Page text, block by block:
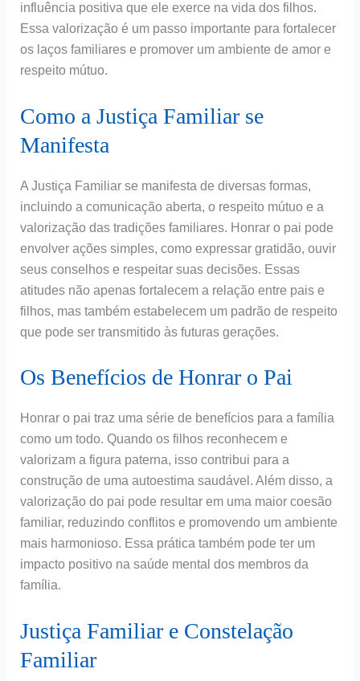
influência positiva que ele exerce na vida dos filhos.
Essa valorização é um passo importante para fortalecer
os laços familiares e promover um ambiente de amor e
respeito mútuo.
Como a Justiça Familiar se
Manifesta
A Justiça Familiar se manifesta de diversas formas,
incluindo a comunicação aberta, o respeito mútuo e a
valorização das tradições familiares. Honrar o pai pode
envolver ações simples, como expressar gratidão, ouvir
seus conselhos e respeitar suas decisões. Essas
atitudes não apenas fortalecem a relação entre pais e
filhos, mas também estabelecem um padrão de respeito
que pode ser transmitido às futuras gerações.
Os Benefícios de Honrar o Pai
Honrar o pai traz uma série de benefícios para a família
como um todo. Quando os filhos reconhecem e
valorizam a figura paterna, isso contribui para a
construção de uma autoestima saudável. Além disso, a
valorização do pai pode resultar em uma maior coesão
familiar, reduzindo conflitos e promovendo um ambiente
mais harmonioso. Essa prática também pode ter um
impacto positivo na saúde mental dos membros da
família.
Justiça Familiar e Constelação
Familiar